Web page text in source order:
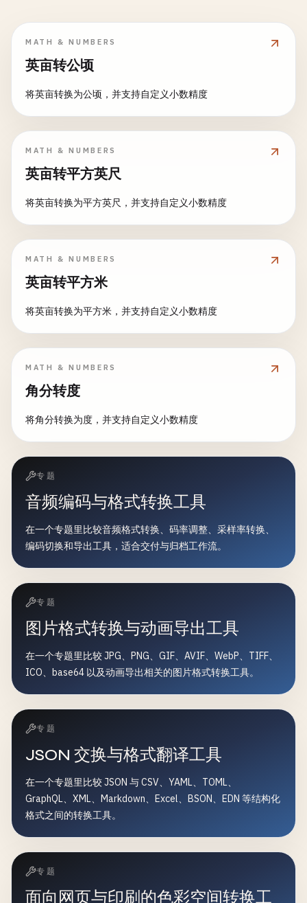
MATH & NUMBERS
英亩转公顷
将英亩转换为公顷，并支持自定义小数精度
MATH & NUMBERS
英亩转平方英尺
将英亩转换为平方英尺，并支持自定义小数精度
MATH & NUMBERS
英亩转平方米
将英亩转换为平方米，并支持自定义小数精度
MATH & NUMBERS
角分转度
将角分转换为度，并支持自定义小数精度
专题
音频编码与格式转换工具
在一个专题里比较音频格式转换、码率调整、采样率转换、
编码切换和导出工具，适合交付与归档工作流。
专题
图片格式转换与动画导出工具
在一个专题里比较 JPG、PNG、GIF、AVIF、WebP、TIFF、
ICO、base64 以及动画导出相关的图片格式转换工具。
专题
JSON 交换与格式翻译工具
在一个专题里比较 JSON 与 CSV、YAML、TOML、
GraphQL、XML、Markdown、Excel、BSON、EDN 等结构化
格式之间的转换工具。
专题
面向网页与印刷的色彩空间转换工